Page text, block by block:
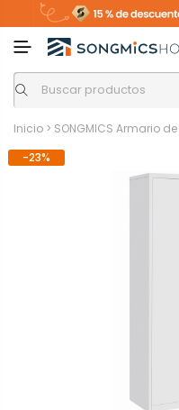
Inicio > SONGMICS Armario
-23%